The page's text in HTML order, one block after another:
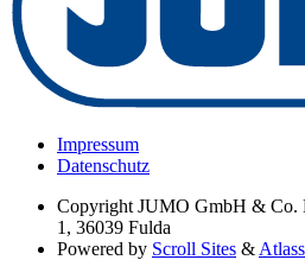
Impressum
Datenschutz
Copyright JUMO GmbH & Co.
1, 36039 Fulda
Powered by Scroll Sites &